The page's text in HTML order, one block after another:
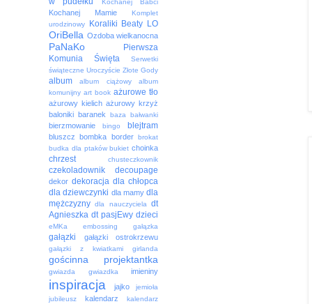
Kochanej Babci
Kochanej Mamie
Komplet
urodzinowy
Koraliki Beaty LO
OriBella Ozdoba wielkanocna
PaNaKo
Pierwsza
Komunia Święta
Serwetki
świąteczne Uroczyście Złote Gody
album album ciążowy
album
komunijny art book ażurowe tło
ażurowy kielich ażurowy krzyż
baloniki baranek baza bałwanki
bierzmowanie bingo blejtram
bluszcz bombka border brokat
budka dla ptaków bukiet choinka
chrzest chusteczkownik
czekoladownik decoupage
dekor dekoracja dla chłopca
dla dziewczynki dla mamy dla
mężczyzny dla nauczyciela dt
Agnieszka dt pasjEwy dzieci
eMKa embossing gałązka
gałązki gałązki ostrokrzewu
gałązki z kwiatkami girlanda
gościnna projektantka
gwiazda gwiazdka imieniny
inspiracja jajko
jemioła
jubileusz
kalendarz
kalendarz